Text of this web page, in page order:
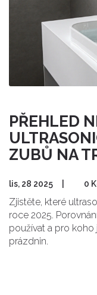
PŘEHLED
ZUBŮ NA
lis, 28 2025 0
Zjistěte, které
roce 2025.
používat a pro
prázdnin.